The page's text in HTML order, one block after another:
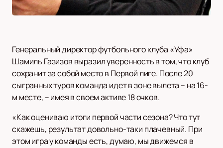
Генеральный директор футбольного клуба «Уфа»
Шамиль Газизов выразил уверенность в том, что клуб
сохранит за собой место в Первой лиге. После 20
сыгранных туров команда идет в зоне вылета – на 16-
м месте, – имея в своем активе 18 очков.
«Как оцениваю итоги первой части сезона? Что тут
скажешь, результат довольно-таки плачевный. При
этом игра у команды есть, думаю, мы движемся в